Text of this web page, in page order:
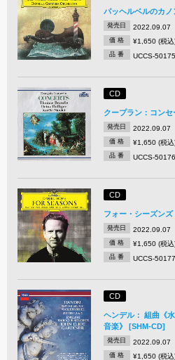
パッヘルベルのカ
発売日 2022.09.07
価 格 ¥1,650 (税込
品 番 UCCS-50175
CD
クープラン：コン
発売日 2022.09.07
価 格 ¥1,650 (税込
品 番 UCCS-50176
CD
フォー・シーズンズ
発売日 2022.09.07
価 格 ¥1,650 (税込
品 番 UCCS-50177
CD
ヘンデル： 組曲《
音楽》 [SHM-CD]
発売日 2022.09.07
価 格 ¥1,650 (税込